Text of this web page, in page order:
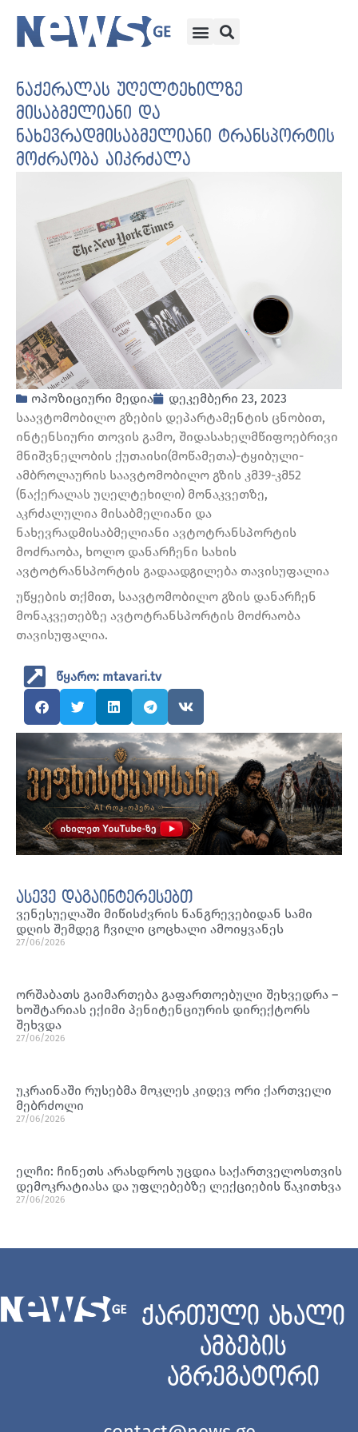
ნაქერალას უღელტეხილზე
მისაბმელიანი და
ნახევრადმისაბმელიანი ტრანსპორტის
მოძრაობა აიკრძალა
ოპოზიციური მედია
დეკემბერი 23, 2023
საავტომობილო გზების დეპარტამენტის ცნობით,
ინტენსიური თოვის გამო, შიდასახელმწიფოებრივი
მნიშვნელობის ქუთაისი(მოწამეთა)-ტყიბული-
ამბროლაურის საავტომობილო გზის კმ39-კმ52
(ნაქერალას უღელტეხილი) მონაკვეთზე,
აკრძალულია მისაბმელიანი და
ნახევრადმისაბმელიანი ავტოტრანსპორტის
მოძრაობა, ხოლო დანარჩენი სახის
ავტოტრანსპორტის გადაადგილება თავისუფალია
უწყების თქმით, საავტომობილო გზის დანარჩენ
მონაკვეთებზე ავტოტრანსპორტის მოძრაობა
თავისუფალია.
წყარო: mtavari.tv
ასევე დაგაინტერესებთ
ვენესუელაში მიწისძვრის ნანგრევებიდან სამი
დღის შემდეგ ჩვილი ცოცხალი ამოიყვანეს
27/06/2026
ორშაბათს გაიმართება გაფართოებული შეხვედრა –
ხოშტარიას ექიმი პენიტენციურის დირექტორს
შეხვდა
27/06/2026
უკრაინაში რუსებმა მოკლეს კიდევ ორი ქართველი
მებრძოლი
27/06/2026
ელჩი: ჩინეთს არასდროს უცდია საქართველოსთვის
დემოკრატიასა და უფლებებზე ლექციების წაკითხვა
27/06/2026
ქართული ახალი
ამბების
აგრეგატორი